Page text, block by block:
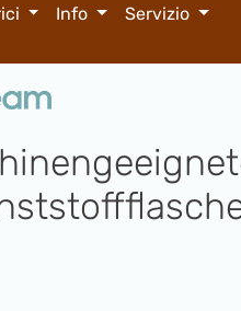
Info Servizio